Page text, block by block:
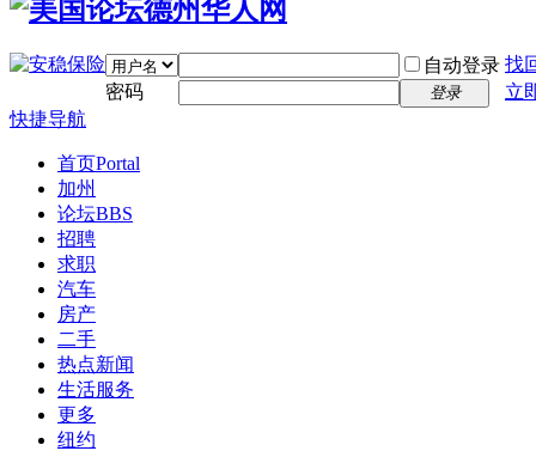
自动登录 找
密码
登录
立
快捷导航
首页Portal
加州
论坛BBS
招聘
求职
汽车
房产
二手
热点新闻
生活服务
更多
纽约